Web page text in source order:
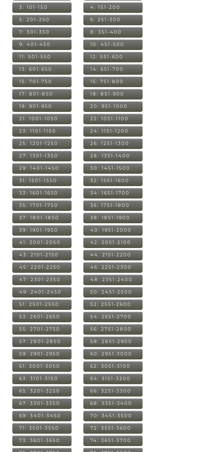
3: 101-150 4: 151-200
5: 201-250 6: 251-300
7: 301-350 8: 351-400
9: 401-450 10: 451-500
11: 501-550 12: 551-600
13: 601-650 14: 651-700
15: 701-750 16: 751-800
17: 801-850 18: 851-900
19: 901-950 20: 951-1000
21: 1001-1050 22: 1051-1100
23: 1101-1150 24: 1151-1200
25: 1201-1250 26: 1251-1300
27: 1301-1350 28: 1351-1400
29: 1401-1450 30: 1451-1500
31: 1501-1550 32: 1551-1600
33: 1601-1650 34: 1651-1700
35: 1701-1750 36: 1751-1800
37: 1801-1850 38: 1851-1900
39: 1901-1950 40: 1951-2000
41: 2001-2050 42: 2051-2100
43: 2101-2150 44: 2151-2200
45: 2201-2250 46: 2251-2300
47: 2301-2350 48: 2351-2400
49: 2401-2450 50: 2451-2500
51: 2501-2550 52: 2551-2600
53: 2601-2650 54: 2651-2700
55: 2701-2750 56: 2751-2800
57: 2801-2850 58: 2851-2900
59: 2901-2950 60: 2951-3000
61: 3001-3050 62: 3051-3100
63: 3101-3150 64: 3151-3200
65: 3201-3250 66: 3251-3300
67: 3301-3350 68: 3351-3400
69: 3401-3450 70: 3451-3500
71: 3501-3550 72: 3551-3600
73: 3601-3650 74: 3651-3700